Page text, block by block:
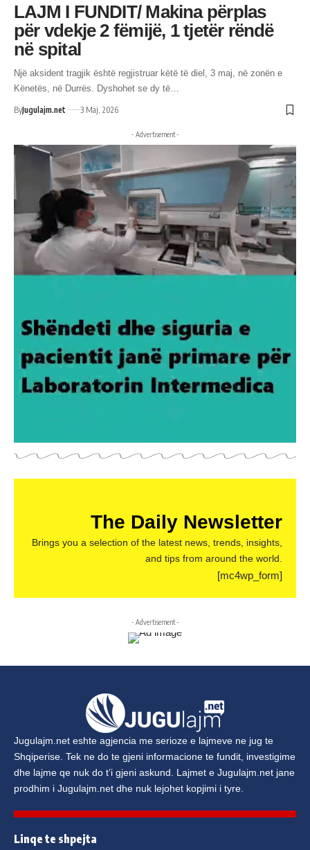
LAJM I FUNDIT/ Makina përplas
për vdekje 2 fëmijë, 1 tjetër rëndë
në spital
Një aksident tragjik është regjistruar këtë të diel, 3 maj, në zonën e
Kënetës, në Durrës. Dyshohet se dy të…
ByJugulajm.net 3 Maj, 2026
- Advertisement -
The Daily Newsletter
Brings you a selection of the latest news, trends, insights,
and tips from around the world.
[mc4wp_form]
- Advertisement -
Jugulajm.net eshte agjencia me serioze e lajmeve ne jug te
Shqiperise. Tek ne do te gjeni informacione te fundit, investigime
dhe lajme qe nuk do t’i gjeni askund. Lajmet e Jugulajm.net jane
prodhim i Jugulajm.net dhe nuk lejohet kopjimi i tyre.
Linqe te shpejta